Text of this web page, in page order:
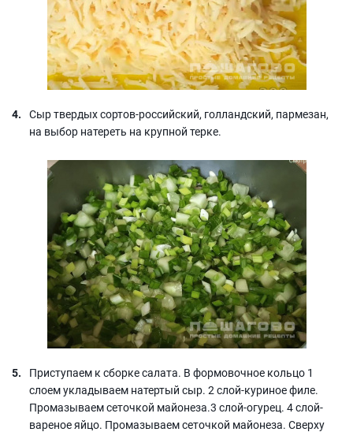
Сыр твердых сортов-российский, голландский, пармезан,
на выбор натереть на крупной терке.
Приступаем к сборке салата. В формовочное кольцо 1
слоем укладываем натертый сыр. 2 слой-куриное филе.
Промазываем сеточкой майонеза.3 слой-огурец. 4 слой-
вареное яйцо. Промазываем сеточкой майонеза. Сверху